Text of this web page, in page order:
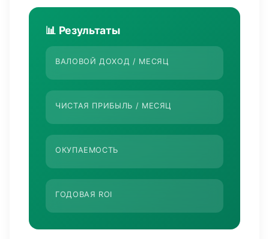
📊 Результаты
ВАЛОВОЙ ДОХОД / МЕСЯЦ
ЧИСТАЯ ПРИБЫЛЬ / МЕСЯЦ
ОКУПАЕМОСТЬ
ГОДОВАЯ ROI